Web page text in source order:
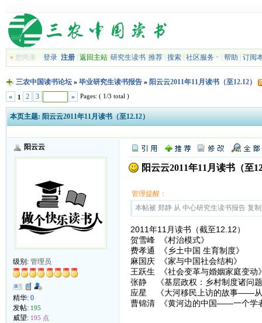
»您尚未 登录 注册| 返回主站| 研究生读书| 推荐| 搜索| 社区服务 帮助 订阅
三农中国读书论坛» 毕业研究生读书报告» 阳云云2011年11月读书（至12.12）
«
1 2 3 » Pages: ( 1/3 total )
本页主题: 阳云云2011年11月读书（至12.12）
阳云云
级别: 管理员
精华: 0
发帖: 195
威望: 195 点
阳云云2011年11月读书（至
管理提醒：
本帖被 郑静 从 中心研究生读书报告 复
2011年11月读书（截至12.12）
贺雪峰 《村治模式》
费孝通 《乡土中国 生育制度》
麻国庆 《家与中国社会结构》
王跃生 《社会变革与婚姻家庭变动
张静 《基层政权：乡村制度诸问
应星 《大河移民上访的故事——从“
曹锦清 《黄河边的中国——一个学